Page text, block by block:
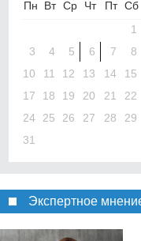
Пн Вт Ср Чт Пт Сб
1
3
4 5 6 7 8
10
11 12 13 14 15
17
18 19 20 21 22
24
25 26 27 28 29
31
Экспертное